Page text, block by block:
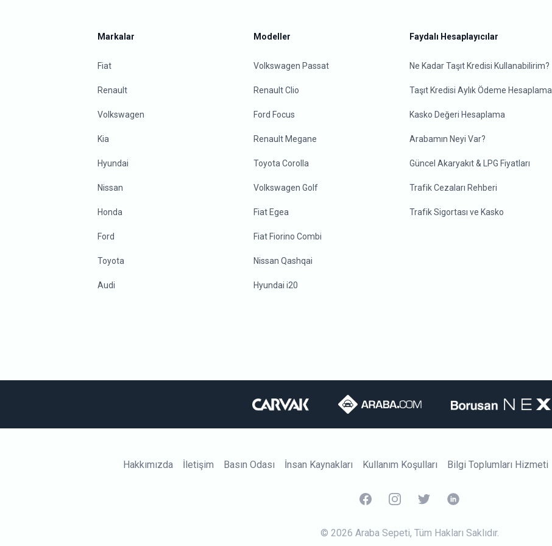
Markalar
Fiat
Renault
Volkswagen
Kia
Hyundai
Nissan
Honda
Ford
Toyota
Audi
Modeller
Volkswagen Passat
Renault Clio
Ford Focus
Renault Megane
Toyota Corolla
Volkswagen Golf
Fiat Egea
Fiat Fiorino Combi
Nissan Qashqai
Hyundai i20
Faydalı Hesaplayıcılar
Ne Kadar Taşıt Kredisi Kullanabilirim?
Taşıt Kredisi Aylık Ödeme Hesaplama
Kasko Değeri Hesaplama
Arabamın Neyi Var?
Güncel Akaryakıt & LPG Fiyatları
Trafik Cezaları Rehberi
Trafik Sigortası ve Kasko
Hakkımızda İletişim Basın Odası İnsan Kaynakları Kullanım Koşulları Bilgi Toplumları Hizmeti
Araba.com Facebook
Araba.com Instagram
Araba.com Twitter
Araba.com Linkedin
© 2026 Araba Sepeti, Tüm Hakları Saklıdır.